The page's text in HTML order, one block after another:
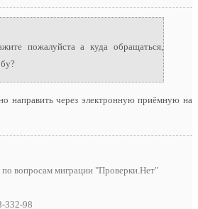
пожалуйста а куда обращаться,
направить через электронную приёмную на
вопросам миграции "Проверки.Нет"
332-98